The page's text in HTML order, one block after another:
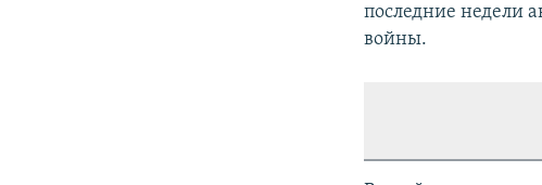
последние недели
войны.